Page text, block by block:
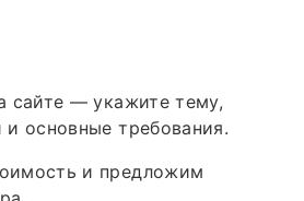
сайте — укажите тему,
основные требования.
и предложим